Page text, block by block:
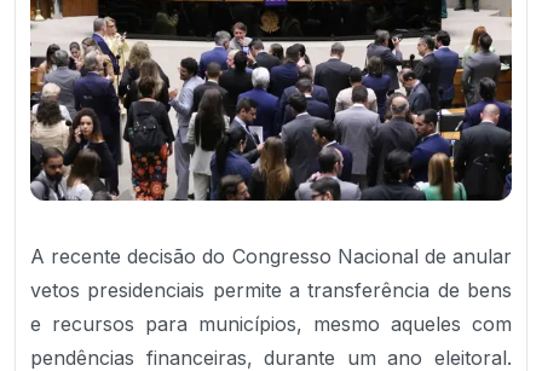
A recente decisão do Congresso Nacional de anular
vetos presidenciais permite a transferência de bens
e recursos para municípios, mesmo aqueles com
pendências financeiras, durante um ano eleitoral.